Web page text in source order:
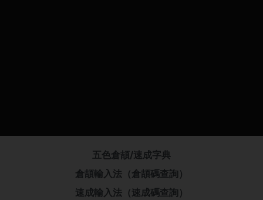
五色倉頡/速成字典
倉頡輸入法（倉頡碼查詢）
速成輸入法（速成碼查詢）